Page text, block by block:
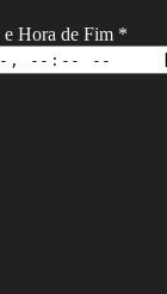
e Hora de Fim *